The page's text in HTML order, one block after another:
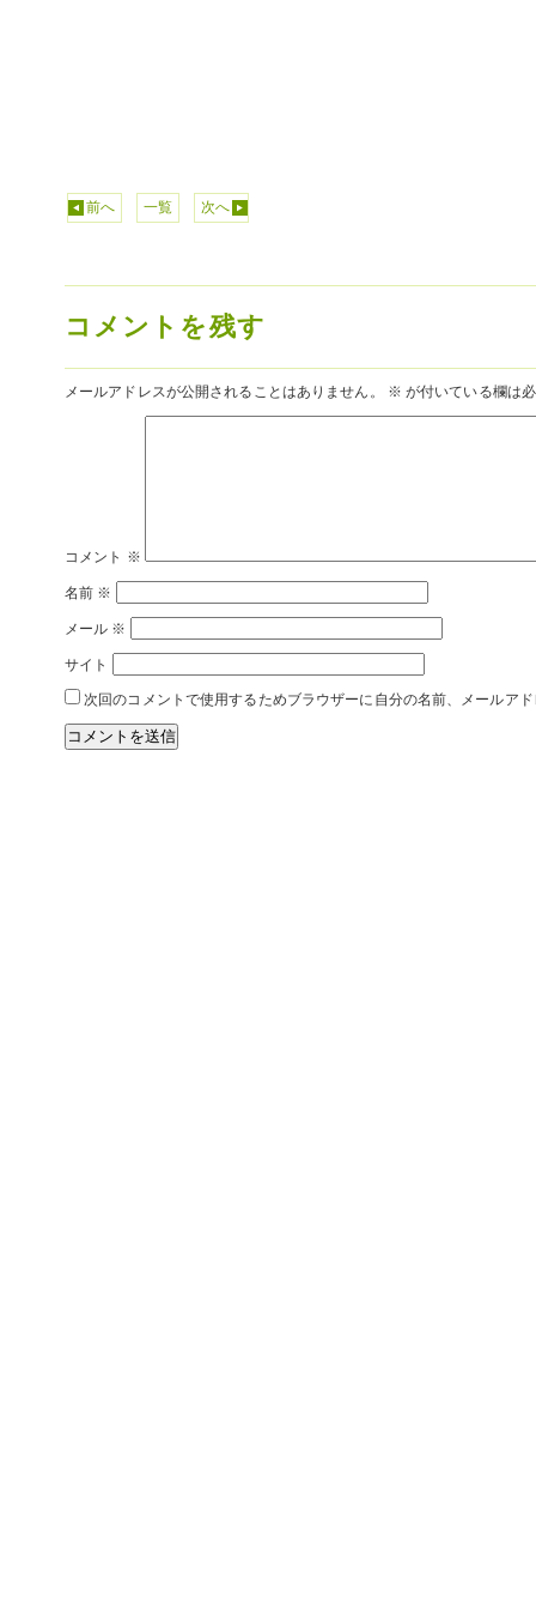
前へ 一覧 次へ
コメントを残す
メールアドレスが公開されることはありません。 ※ が付いている欄は
コメント ※
名前 ※
メール ※
サイト
次回のコメントで使用するためブラウザーに自分の名前、メールア